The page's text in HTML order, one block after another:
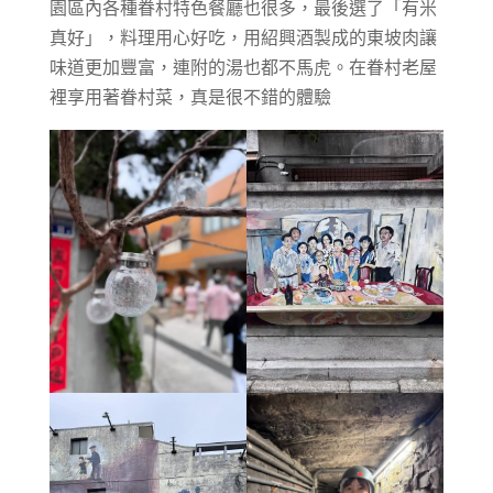
園區內各種眷村特色餐廳也很多，最後選了「有米
真好」，料理用心好吃，用紹興酒製成的東坡肉讓
味道更加豐富，連附的湯也都不馬虎。在眷村老屋
裡享用著眷村菜，真是很不錯的體驗